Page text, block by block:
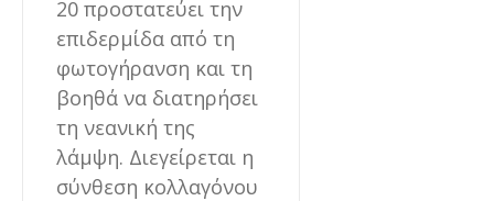
20 προστατεύει την
επιδερμίδα από τη
φωτογήρανση και τη
βοηθά να διατηρήσει
τη νεανική της
λάμψη. Διεγείρεται η
σύνθεση κολλαγόνου